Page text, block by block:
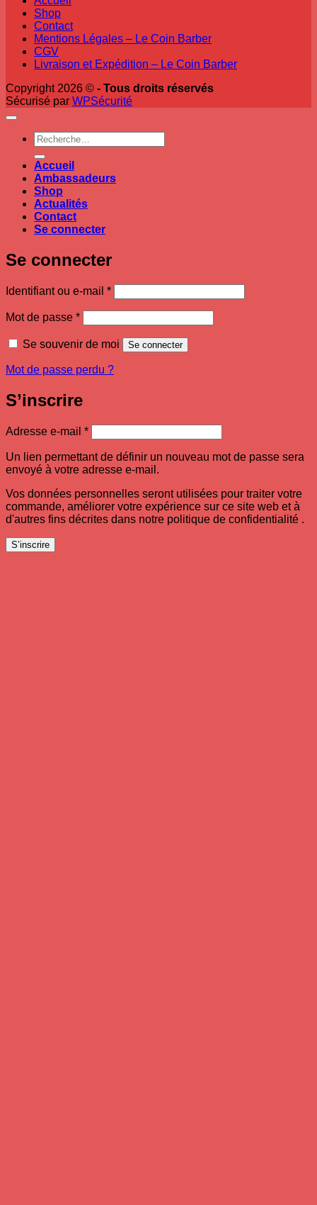
Shop
Contact
Mentions Légales – Le Coin Barber
CGV
Livraison et Expédition – Le Coin Barber
Copyright 2026 © - Tous droits réservés
Sécurisé par WPSécurité
Recherche
pour :
Accueil
Ambassadeurs
Shop
Actualités
Contact
Se connecter
Se connecter
Identifiant ou e-mail *Obligatoire
Mot de passe *Obligatoire
Se souvenir de moi Se connecter
Mot de passe perdu ?
S’inscrire
Adresse e-mail *Obligatoire
Un lien permettant de définir un nouveau mot de passe sera
envoyé à votre adresse e-mail.
Vos données personnelles seront utilisées pour traiter votre
commande, améliorer votre expérience sur ce site web et à
d'autres fins décrites dans notre politique de confidentialité .
S’inscrire